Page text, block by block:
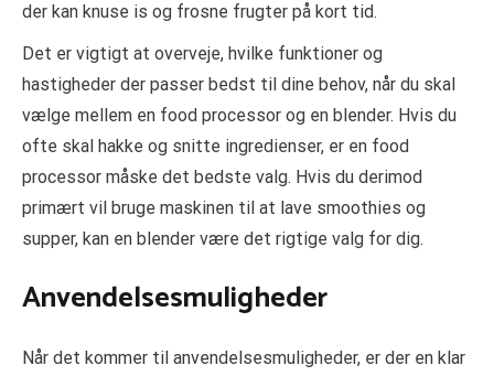
der kan knuse is og frosne frugter på kort tid.
Det er vigtigt at overveje, hvilke funktioner og
hastigheder der passer bedst til dine behov, når du skal
vælge mellem en food processor og en blender. Hvis du
ofte skal hakke og snitte ingredienser, er en food
processor måske det bedste valg. Hvis du derimod
primært vil bruge maskinen til at lave smoothies og
supper, kan en blender være det rigtige valg for dig.
Anvendelsesmuligheder
Når det kommer til anvendelsesmuligheder, er der en klar